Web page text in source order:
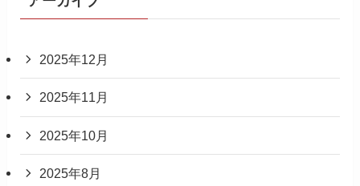
2025年12月
2025年11月
2025年10月
2025年8月